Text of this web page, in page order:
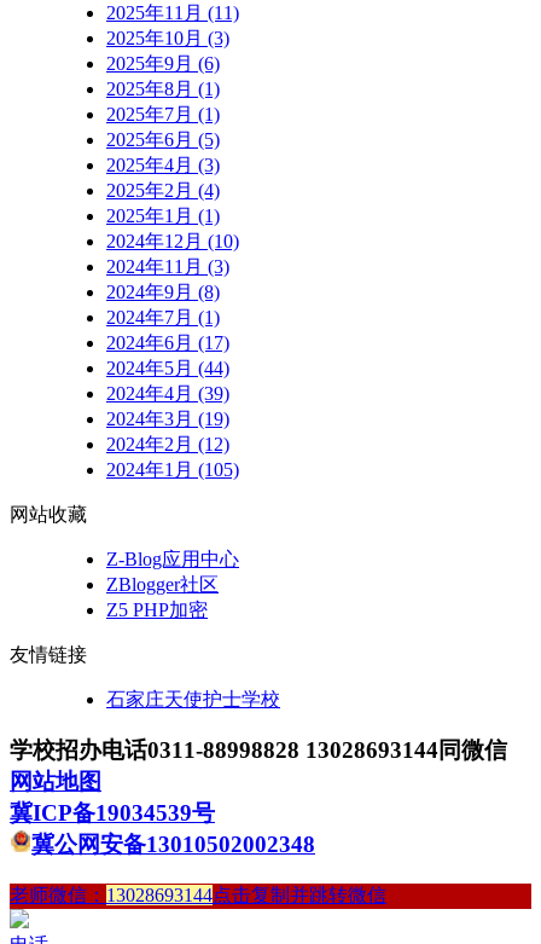
2025年11月 (11)
2025年10月 (3)
2025年9月 (6)
2025年8月 (1)
2025年7月 (1)
2025年6月 (5)
2025年4月 (3)
2025年2月 (4)
2025年1月 (1)
2024年12月 (10)
2024年11月 (3)
2024年9月 (8)
2024年7月 (1)
2024年6月 (17)
2024年5月 (44)
2024年4月 (39)
2024年3月 (19)
2024年2月 (12)
2024年1月 (105)
网站收藏
Z-Blog应用中心
ZBlogger社区
Z5 PHP加密
友情链接
石家庄天使护士学校
学校招办电话0311-88998828 13028693144同微信
网站地图
冀ICP备19034539号
冀公网安备13010502002348
老师微信： 13028693144点击复制并跳转微信